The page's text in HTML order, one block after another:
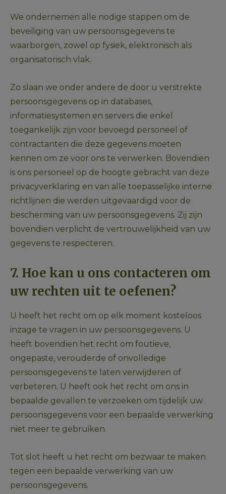
We ondernemen alle nodige stappen om de
beveiliging van uw persoonsgegevens te
waarborgen, zowel op fysiek, elektronisch als
organisatorisch vlak.
Zo slaan we onder andere de door u verstrekte
persoonsgegevens op in databases,
informatiesystemen en servers die enkel
toegankelijk zijn voor bevoegd personeel of
contractanten die deze gegevens moeten
kennen om ze voor ons te verwerken. Bovendien
is ons personeel op de hoogte gebracht van deze
privacyverklaring en van alle toepasselijke interne
richtlijnen die werden uitgevaardigd voor de
bescherming van uw persoonsgegevens. Zij zijn
bovendien verplicht de vertrouwelijkheid van uw
gegevens te respecteren.
7. Hoe kan u ons contacteren om
uw rechten uit te oefenen?
U heeft het recht om op elk moment kosteloos
inzage te vragen in uw persoonsgegevens. U
heeft bovendien het recht om foutieve,
ongepaste, verouderde of onvolledige
persoonsgegevens te laten verwijderen of
verbeteren. U heeft ook het recht om ons in
bepaalde gevallen te verzoeken om tijdelijk uw
persoonsgegevens voor een bepaalde verwerking
niet meer te gebruiken.
Tot slot heeft u het recht om bezwaar te maken
tegen een bepaalde verwerking van uw
persoonsgegevens.